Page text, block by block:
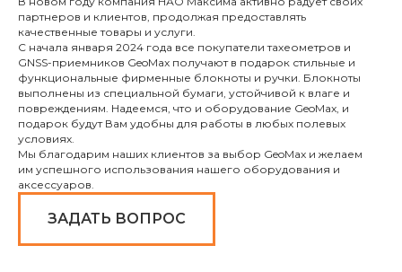
партнеров и клиентов, продолжая предоставлять
качественные товары и услуги.
С начала января 2024 года все покупатели тахеометров и
GNSS-приемников GeoMax получают в подарок стильные и
функциональные фирменные блокноты и ручки. Блокноты
выполнены из специальной бумаги, устойчивой к влаге и
повреждениям. Надеемся, что и оборудование GeoMax, и
подарок будут Вам удобны для работы в любых полевых
условиях.
Мы благодарим наших клиентов за выбор GeoMax и желаем
им успешного использования нашего оборудования и
аксессуаров.
ЗАДАТЬ ВОПРОС